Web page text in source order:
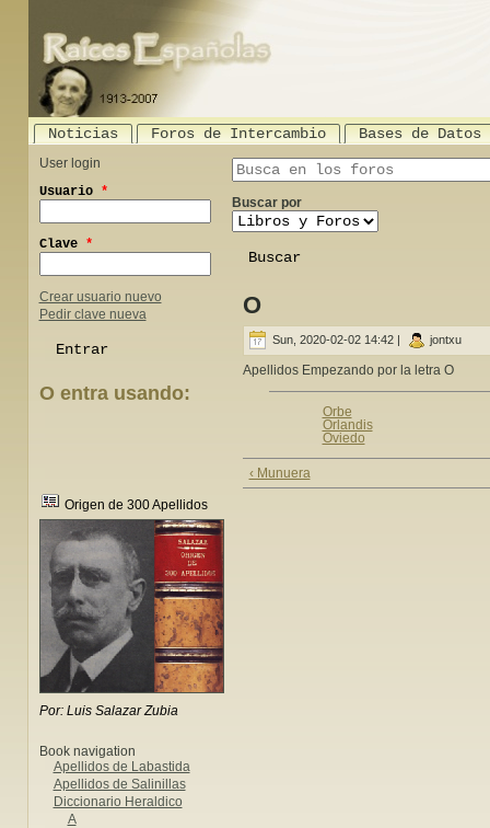
Noticias Foros de Intercambio Bases de Datos
User login
Usuario *
Clave *
Crear usuario nuevo
Pedir clave nueva
O entra usando:
Origen de 300 Apellidos
Por: Luis Salazar Zubia
Book navigation
Apellidos de Labastida
Apellidos de Salinillas
Diccionario Heraldico
A
Search this site
Buscar por
O
Sun, 2020-02-02 14:42| jontxu
Apellidos Empezando por la letra O
Orbe
Orlandis
Oviedo
‹ Munuera